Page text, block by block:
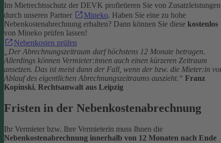
Im Mietrechtsschutz der DEVK profietieren Sie von Zusatzleistungen
durch unseren Partner
Mineko. Haben Sie eine zu hohe
Nebenkostenabrechnung erhalten? Dann können Sie diese kostenlos
von Mineko prüfen lassen!
Nebenkosten prüfen
Der Abrechnungszeitraum darf höchstens 12 Monate betragen.
Allerdings können Vermieter:innen auch einen kürzeren Zeitraum
ansetzen. Das ist meist dann der Fall, wenn der bzw. die Mieter:in
Ablauf des eigentlichen Abrechnungszeitraums auszieht.“ Franz
Kopinski, Rechtsanwalt aus Leipzig
Fristen in der Nebenkostenabrechnung
Ihr Vermieter bzw. Ihre Vermieterin muss Ihnen die
Nebenkostenabrechnung innerhalb von 12 Monaten nach Ende